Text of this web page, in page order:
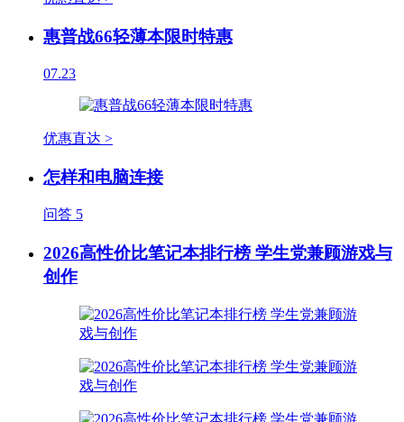
惠普战66轻薄本限时特惠
07.23
优惠直达 >
怎样和电脑连接
问答 5
2026高性价比笔记本排行榜 学生党兼顾游戏与
创作